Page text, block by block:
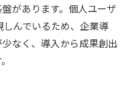
があります。個人ユーザ
んでいるため、企業導
なく、導入から成果創出